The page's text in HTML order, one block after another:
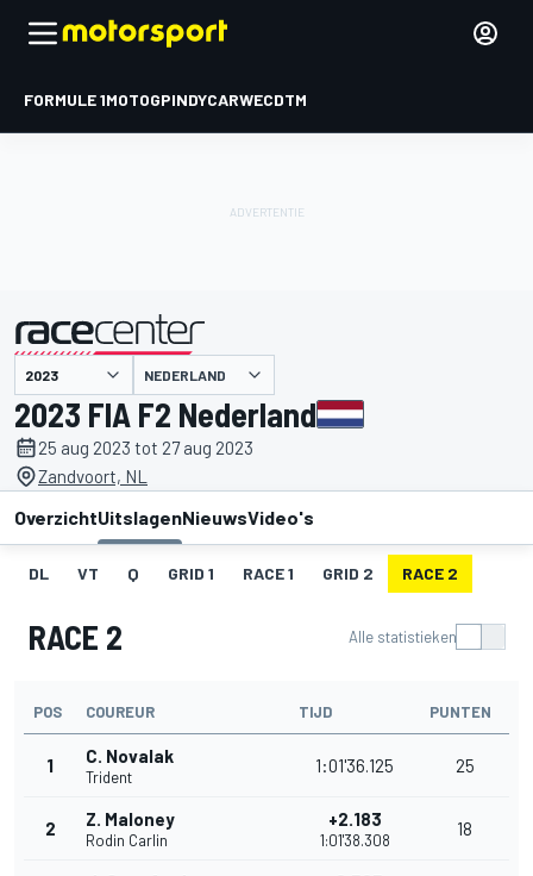
FORMULE 1MOTOGPINDYCARWECDTM
gepresenteerd door NEDERLAND
2023 FIA F2 Nederland
25 aug 2023 tot 27 aug 2023
Zandvoort, NL
OverzichtUitslagenNieuwsVideo's
DL VT Q GRID 1 RACE 1 GRID 2 RACE 2
RACE 2 Alle statistieken
POS COUREUR TIJD PUNTEN
1 C. Novalak
Trident
1:01'36.125 25
2 Z. Maloney
Rodin Carlin
+2.183
1:01'38.308
18